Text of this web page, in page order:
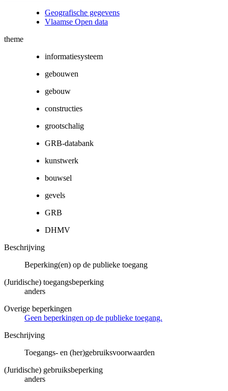
Geografische gegevens
Vlaamse Open data
theme
informatiesysteem
gebouwen
gebouw
constructies
grootschalig
GRB-databank
kunstwerk
bouwsel
gevels
GRB
DHMV
Beschrijving
Beperking(en) op de publieke toegang
(Juridische) toegangsbeperking
anders
Overige beperkingen
Geen beperkingen op de publieke toegang.
Beschrijving
Toegangs- en (her)gebruiksvoorwaarden
(Juridische) gebruiksbeperking
anders